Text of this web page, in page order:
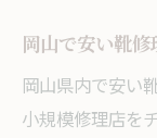
岡山で安い靴
岡山県内で安い
小規模修理店を